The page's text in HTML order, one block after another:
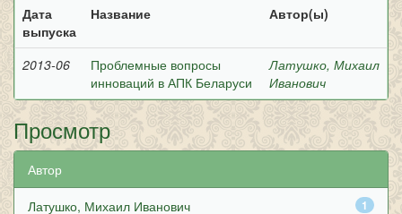
Дата
выпуска
Название Автор(ы)
2013-06
Проблемные вопросы
инноваций в АПК Беларуси
Латушко, Михаил
Иванович
Просмотр
Автор
1
Латушко, Михаил Иванович